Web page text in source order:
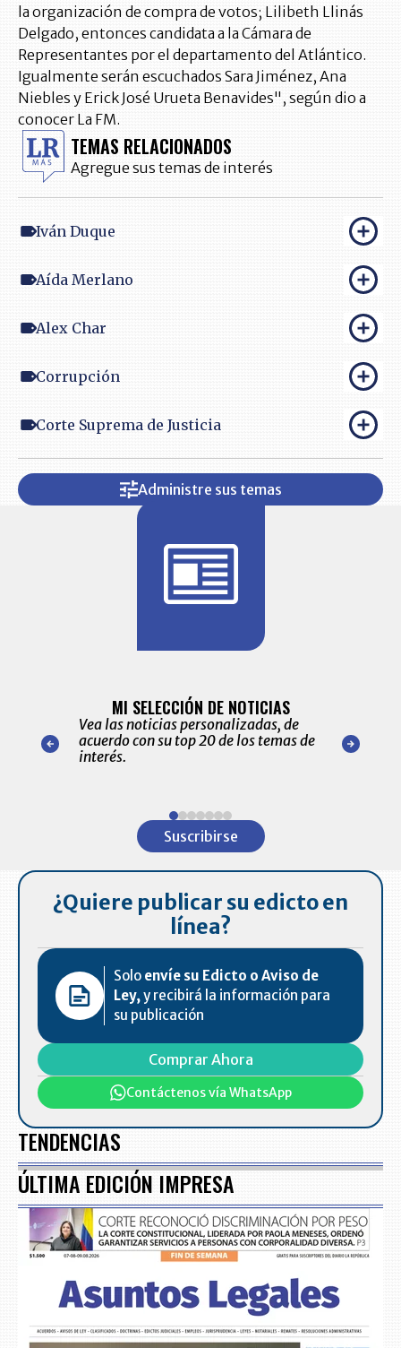
la organización de compra de votos; Lilibeth Llinás
Delgado, entonces candidata a la Cámara de
Representantes por el departamento del Atlántico.
Igualmente serán escuchados Sara Jiménez, Ana
Niebles y Erick José Urueta Benavides", según dio a
conocer La FM.
TEMAS RELACIONADOS
Agregue sus temas de interés
Iván Duque
Aída Merlano
Alex Char
Corrupción
Corte Suprema de Justicia
Administre sus temas
nuestro
para
MI SELECCIÓN DE NOTICIAS
Vea las noticias personalizadas, de
acuerdo con su top 20 de los temas de
interés.
de las
Suscribirse
¿Quiere publicar su edicto en
línea?
Solo envíe su Edicto o Aviso de
Ley,y recibirá la información para
su publicación
Comprar Ahora
Contáctenos vía WhatsApp
TENDENCIAS
ÚLTIMA EDICIÓN IMPRESA